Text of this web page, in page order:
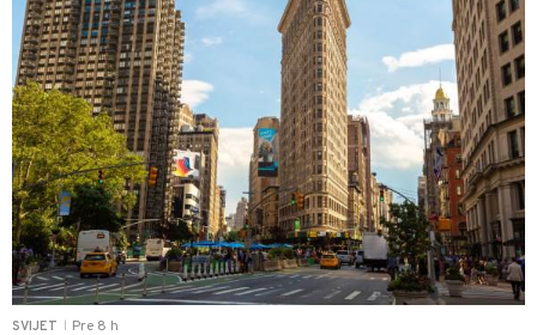
SVIJET Pre 8 h